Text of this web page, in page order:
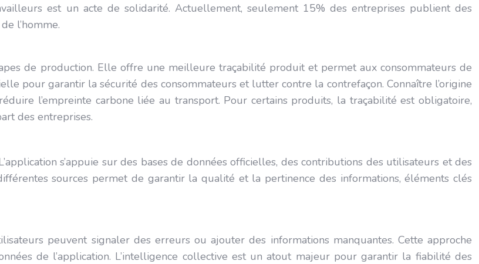
est un acte de solidarité. Actuellement, seulement 15% des entreprises publient des
l’homme.
de production. Elle offre une meilleure traçabilité produit et permet aux consommateurs de
pour garantir la sécurité des consommateurs et lutter contre la contrefaçon. Connaître l’origine
l’empreinte carbone liée au transport. Pour certains produits, la traçabilité est obligatoire,
des entreprises.
s’appuie sur des bases de données officielles, des contributions des utilisateurs et des
sources permet de garantir la qualité et la pertinence des informations, éléments clés
peuvent signaler des erreurs ou ajouter des informations manquantes. Cette approche
de l’application. L’intelligence collective est un atout majeur pour garantir la fiabilité des